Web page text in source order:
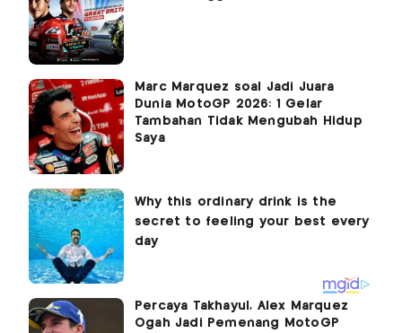
Marc Marquez soal Jadi Juara
Dunia MotoGP 2026: 1 Gelar
Tambahan Tidak Mengubah Hidup
Saya
Percaya Takhayul, Alex Marquez
Ogah Jadi Pemenang MotoGP